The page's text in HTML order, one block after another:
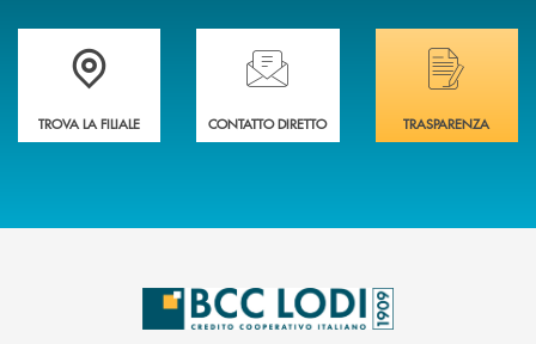
Trova la filiale più vicina a Te
TROVA LA FILIALE
Hai bisogno di assistenza immediata?
CONTATTO DIRETTO
Hai bisogno di
TRASPARENZA